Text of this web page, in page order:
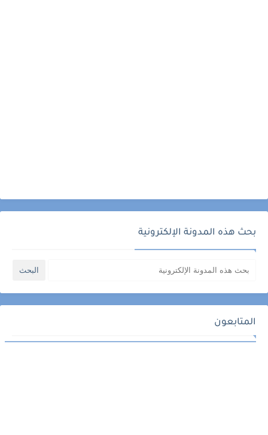
بحث هذه المدونة الإلكترونية
المتابعون